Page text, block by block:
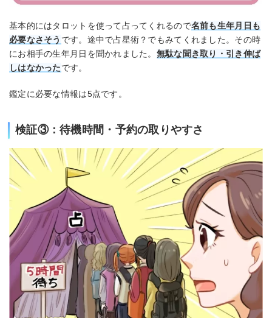
基本的にはタロットを使って占ってくれるので名前も生年月日も
必要なさそう です。途中で占星術？でもみてくれました。その時
にお相手の生年月日を聞かれました。 無駄な聞き取り・引き伸ば
しはなかったです。
鑑定に必要な情報は5点です。
検証③：待機時間・予約の取りやすさ